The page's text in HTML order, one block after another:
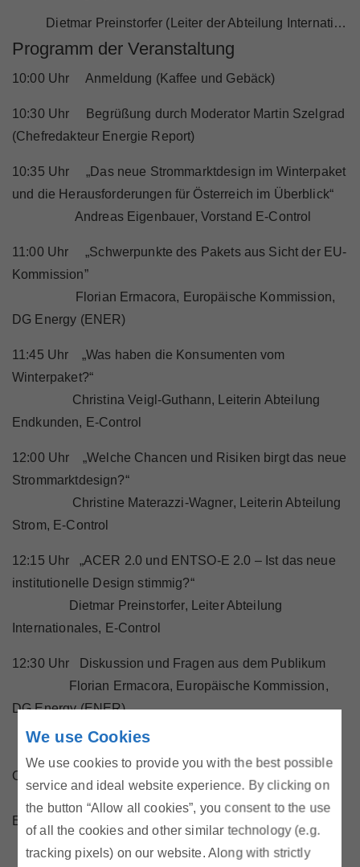
We use Cookies
We use cookies to provide you with the best possible
service and ideal website experience. By clicking on
the button “Allow all cookies”, you consent to the use
of all the cookies and other similar technology (e.g.
tracking pixels) on our website. Along with strictly
Dietmar Preinstorfer (Leiter der Abteilung International Relations, E-Control)
Programm der Veranstaltung
10:00 Uhr Anmeldung (Kaffee und Gebäck)
10:30 Uhr Begrüßung durch Moderator Martin Szelgrad
(Chefredakteur Energie Report)
10:35 Uhr „Das neue Strommarktdesign im Winterpaket
und die Herausforderungen für Österreich im Überblick“
Andreas Eigenbauer, Vorstand E-Control
11:00 Uhr „Schwerpunkte des Pakets aus Sicht der EU-
Kommission”
Florian Ermacora, Europäische Kommission,
DG Energy (ENER)
11:45 Uhr „Was haben die Konsumenten vom
Winterpaket?“
Christina Veigl-Guthann, Leiterin Abteilung
Endkunden, E-Control
12:00 Uhr „Welche Chancen und Risiken birgt das neue
Strommarktdesign?“
Christine Materazzi-Wagner, Leiterin Abteilung
Strom, E-Control
12:15 Uhr „ACER 2.0 und ENTSO-E 2.0 – Ist das neue
institutionelle Design stimmig?“
Dietmar Preinstorfer, Leiter Abteilung
Internationales, E-Control
12:30 Uhr Diskussion und Fragen aus dem Publikum
Florian Ermacora, Europäische Kommission,
DG Energy (ENER)
Ulrike Baumgartner-Gabitzer, Vorstand APG
Oesterreichs Energie
Energy Regulators (ACER)